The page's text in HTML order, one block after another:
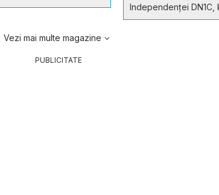
Independenței DN1C,
Vezi mai multe magazine
PUBLICITATE